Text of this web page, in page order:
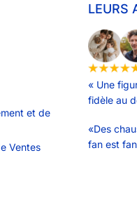
et de
Ventes
LEURS
« Une
fidèle au
«Des
fan est